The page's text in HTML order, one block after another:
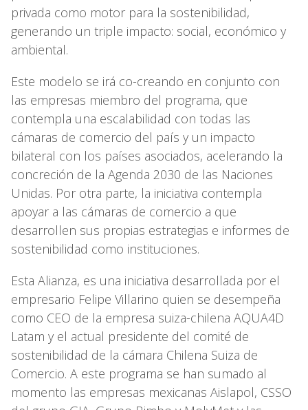
privada como motor para la sostenibilidad,
generando un triple impacto: social, económico y
ambiental.
Este modelo se irá co-creando en conjunto con
las empresas miembro del programa, que
contempla una escalabilidad con todas las
cámaras de comercio del país y un impacto
bilateral con los países asociados, acelerando la
concreción de la Agenda 2030 de las Naciones
Unidas. Por otra parte, la iniciativa contempla
apoyar a las cámaras de comercio a que
desarrollen sus propias estrategias e informes de
sostenibilidad como instituciones.
Esta Alianza, es una iniciativa desarrollada por el
empresario Felipe Villarino quien se desempeña
como CEO de la empresa suiza-chilena AQUA4D
Latam y el actual presidente del comité de
sostenibilidad de la cámara Chilena Suiza de
Comercio. A este programa se han sumado al
momento las empresas mexicanas Aislapol, CSSO